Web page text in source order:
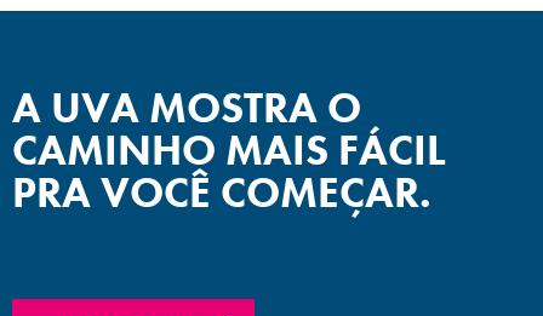
A UVA MOSTRA O
CAMINHO MAIS FÁCIL
PRA VOCÊ COMEÇAR.